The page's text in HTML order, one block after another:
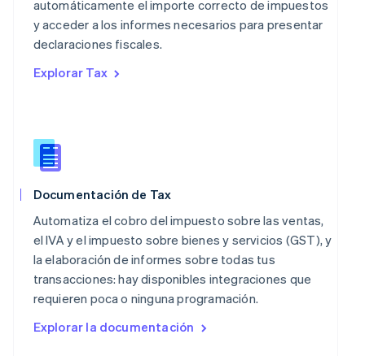
automáticamente el importe correcto de impuestos
y acceder a los informes necesarios para presentar
declaraciones fiscales.
Explorar Tax
Documentación de Tax
Automatiza el cobro del impuesto sobre las ventas,
el IVA y el impuesto sobre bienes y servicios (GST), y
la elaboración de informes sobre todas tus
transacciones: hay disponibles integraciones que
requieren poca o ninguna programación.
Explorar la documentación
México
EspañolEnglish
Noruega
Nueva Zelanda
Polonia
English
PortuguêsEnglish
RAE de Hong Kong, China
English简体中文
Reino Unido
English
República Checa
English
English